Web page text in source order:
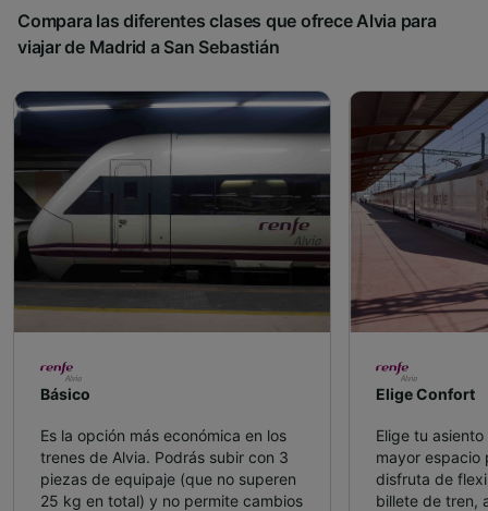
Compara las diferentes clases que ofrece Alvia para
viajar de Madrid a San Sebastián
Básico
Es la opción más económica en los
trenes de Alvia. Podrás subir con 3
piezas de equipaje (que no superen
25 kg en total) y no permite cambios
Elige Confort
Elige tu
mayor espacio
disfruta de
billete de tren,